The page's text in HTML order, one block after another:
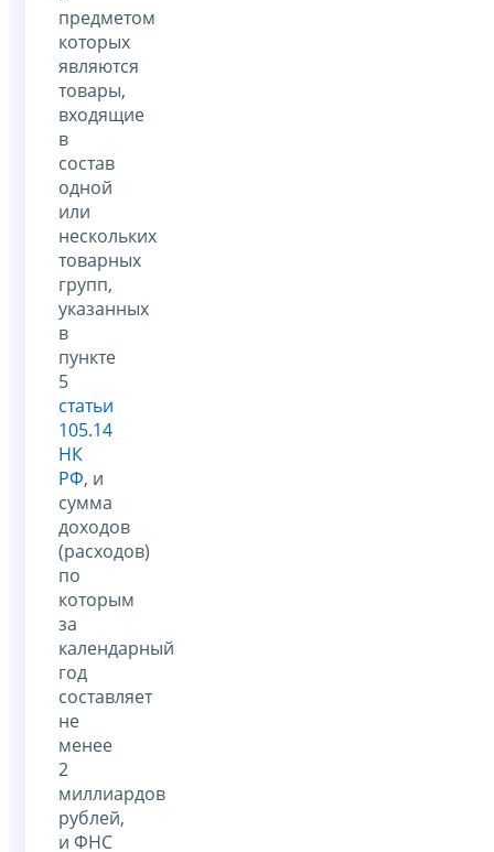
предметом
которых
являются
товары,
входящие
в
состав
одной
или
нескольких
товарных
групп,
указанных
в
пункте
5
статьи
105.14
НК
РФ, и
сумма
доходов
(расходов)
по
которым
за
календарный
год
составляет
не
менее
2
миллиардов
рублей,
и ФНС